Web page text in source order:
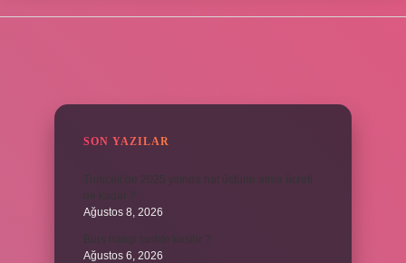
SON YAZILAR
Turkcell’de 2025 yılında hat üstüne alma ücreti
ne kadar ?
Ağustos 8, 2026
Burs hangi tarihte kesilir ?
Ağustos 6, 2026